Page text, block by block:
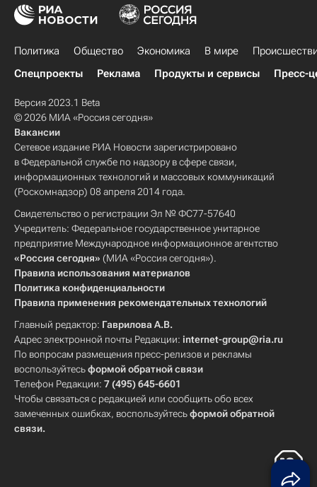
Политика Общество Экономика В мире
Спецпроекты
Реклама Продукты и сервисы Пресс-
Версия 2023.1 Beta
© 2026 МИА «Россия сегодня»
Вакансии
Сетевое издание РИА Новости зарегистрировано
в Федеральной службе по надзору в сфере связи,
информационных технологий и массовых коммуникаций
(Роскомнадзор) 08 апреля 2014 года.
Свидетельство о регистрации Эл № ФС77-57640
Учредитель: Федеральное государственное унитарное
предприятие Международное информационное агентство
«Россия сегодня» (МИА «Россия сегодня»).
Правила использования материалов
Политика конфиденциальности
Правила применения рекомендательных технологий
Главный редактор: Гаврилова А.В.
Адрес электронной почты Редакции: internet-group@ria.ru
По вопросам размещения пресс-релизов и рекламы
воспользуйтесьформой обратной связи
Телефон Редакции: 7 (495) 645-6601
Чтобы связаться с редакцией или сообщить обо всех
замеченных ошибках, воспользуйтесьформой обратной
связи.